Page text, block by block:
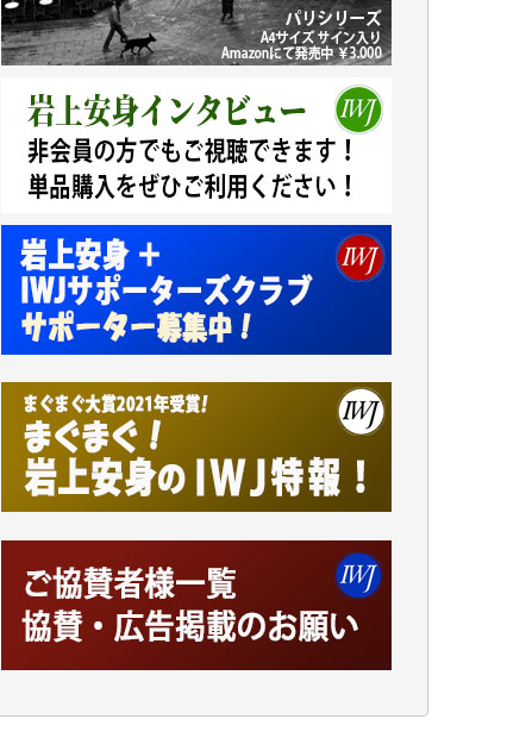
松本益美 様
井出 隆太 様
及川昭男 様
藤田英之 様
藤岡比左志 様
井出 隆太 様
小池説夫 様
アオキカナメ 様
諸般の事情によりIWJ会費払えず今は非会員
です。市民側に立つ講演会にIWJのカメラマ
ンをよく拝見しております。コンテンツが失
われるのはあまりにもったいない。少しでも
お役立てください。（H.O.様）
今日、僅かですがカンパしました。（T.M.
様）
機を乗り切るには到底及ばない額ですが病気
の妻を抱えている私にとっては精一杯のカン
パです。
かねてよりIWJが発してきた膨大な取材記事
産だと思っています。